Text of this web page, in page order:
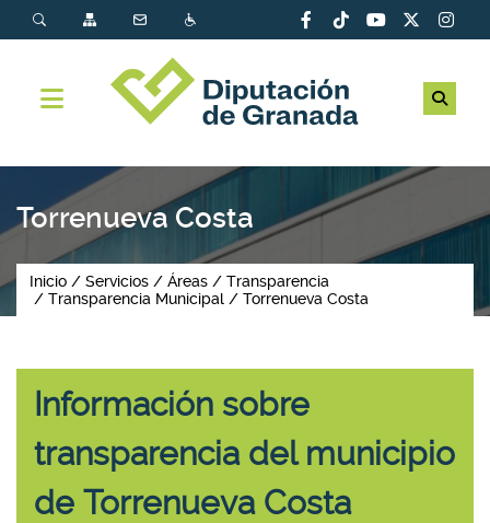
Torrenueva Costa
Inicio Servicios Áreas
Transparencia
Transparencia Municipal
Torrenueva Costa
Información sobre
transparencia del municipio
de Torrenueva Costa